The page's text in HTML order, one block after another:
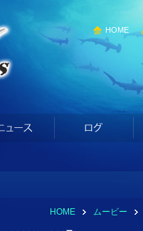
HOME
HOME ムービー